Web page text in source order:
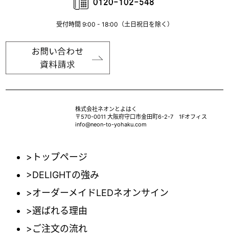
受付時間 9:00 - 18:00（土日祝日を除く）
株式会社ネオンとよはく
〒570-0011 大阪府守口市金田町6-2-7 1Fオフィス
info@neon-to-yohaku.com
>トップページ
>DELIGHTの強み
>オーダーメイドLEDネオンサイン
>選ばれる理由
>ご注文の流れ